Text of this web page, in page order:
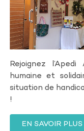
Rejoignez
humaine et
situation de
!
EN SAVOIR PLUS